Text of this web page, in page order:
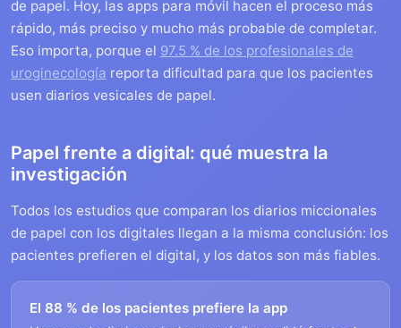
de papel. Hoy, las apps para móvil hacen el proceso más
rápido, más preciso y mucho más probable de completar.
Eso importa, porque el 97.5 % de los profesionales de
uroginecología reporta dificultad para que los pacientes
usen diarios vesicales de papel.
Papel frente a digital: qué muestra la
investigación
Todos los estudios que comparan los diarios miccionales
de papel con los digitales llegan a la misma conclusión: los
pacientes prefieren el digital, y los datos son más fiables.
El 88 % de los pacientes prefiere la app